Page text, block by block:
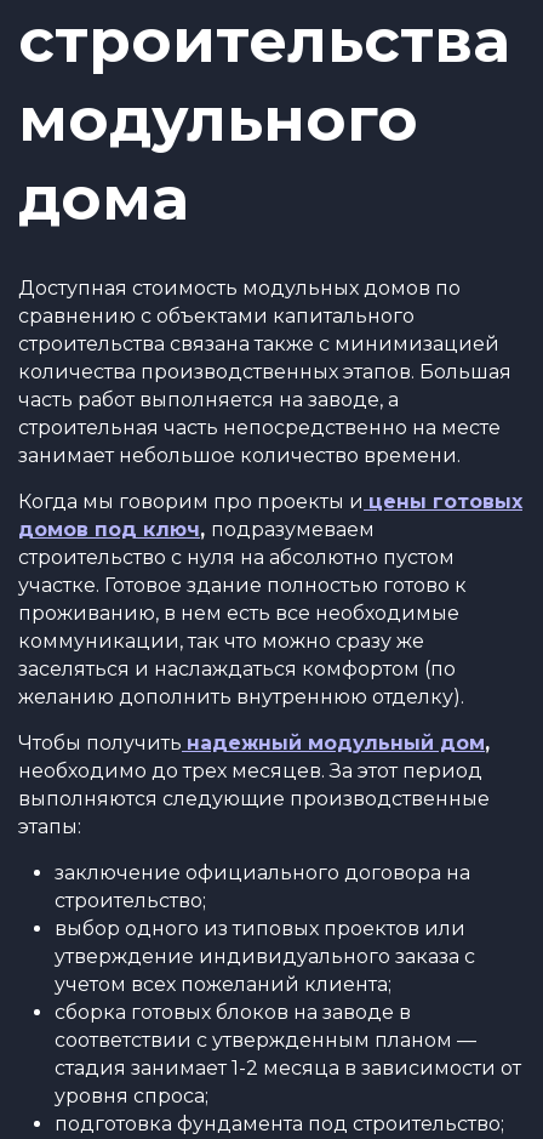
строительства
модульного
дома
Доступная стоимость модульных домов по
сравнению с объектами капитального
строительства связана также с минимизацией
количества производственных этапов. Большая
часть работ выполняется на заводе, а
строительная часть непосредственно на месте
занимает небольшое количество времени.
Когда мы говорим про проекты и цены готовых
домов под ключ, подразумеваем
строительство с нуля на абсолютно пустом
участке. Готовое здание полностью готово к
проживанию, в нем есть все необходимые
коммуникации, так что можно сразу же
заселяться и наслаждаться комфортом (по
желанию дополнить внутреннюю отделку).
Чтобы получить надежный модульный дом,
необходимо до трех месяцев. За этот период
выполняются следующие производственные
этапы:
заключение официального договора на
строительство;
выбор одного из типовых проектов или
утверждение индивидуального заказа с
учетом всех пожеланий клиента;
сборка готовых блоков на заводе в
соответствии с утвержденным планом —
стадия занимает 1-2 месяца в зависимости от
уровня спроса;
подготовка фундамента под строительство;